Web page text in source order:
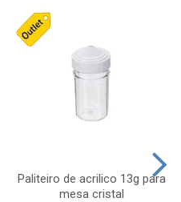
Paliteiro de acrilico 13g para
mesa cristal